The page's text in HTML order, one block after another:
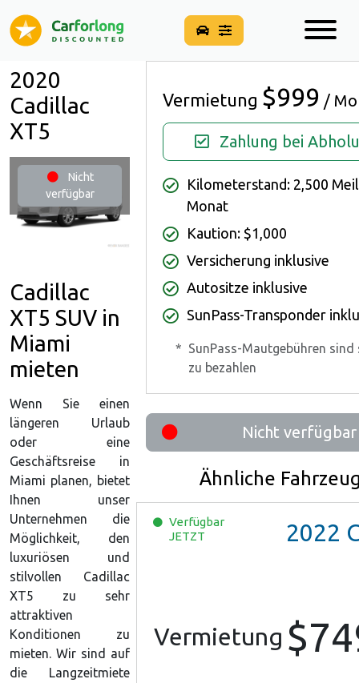
2020
Cadillac
XT5
Nicht
verfügbar
Vermietung $999 /
Zahlung bei
Kilometerstand: 2,500
Monat
Kaution: $1,000
Versicherung inklusive
Autositze inklusive
SunPass-Transponder
* SunPass-Mautgebühren sind
zu bezahlen
Nicht verfügbar
Ähnliche
Verfügbar
JETZT
2022
Vermietung
Cadillac
XT5 SUV in
Miami
mieten
Wenn Sie einen
längeren Urlaub
oder eine
Geschäftsreise in
Miami planen, bietet
Ihnen unser
Unternehmen die
Möglichkeit, den
luxuriösen und
stilvollen Cadillac
XT5 zu sehr
attraktiven
Konditionen zu
mieten. Wir sind auf
die Langzeitmiete